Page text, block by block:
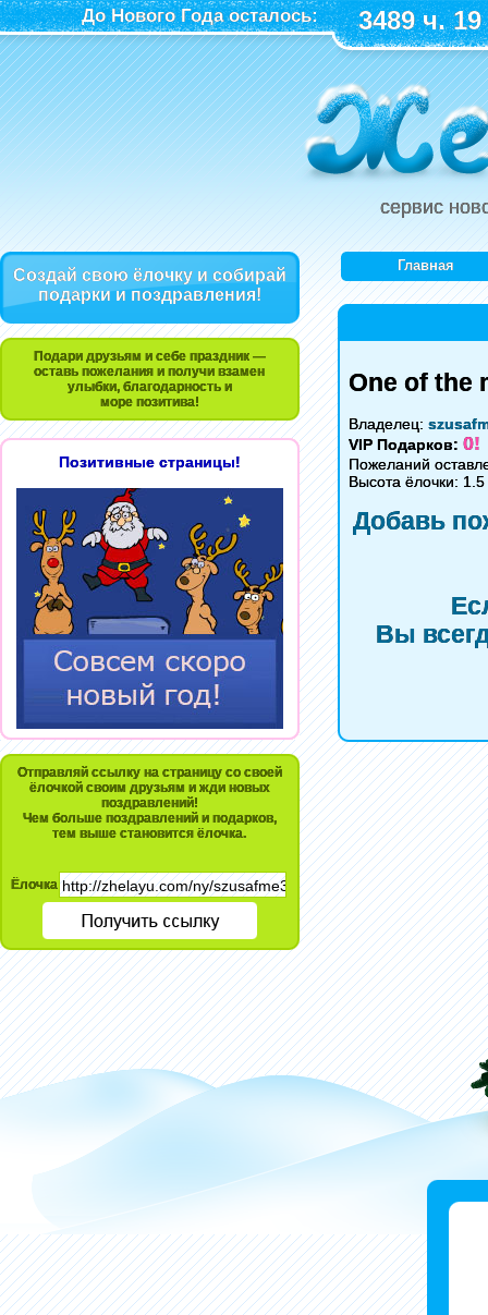
До Нового Года осталось: 3489 ч.
сервис
Создай свою ёлочку и собирай
подарки и поздравления!
Подари друзьям и себе праздник —
оставь пожелания и получи взамен
улыбки, благодарность и
море позитива!
Позитивные страницы!
Отправляй ссылку на страницу со своей
ёлочкой своим друзьям и жди новых
поздравлений!
Чем больше поздравлений и подарков,
тем выше становится ёлочка.
Ёлочка
Главная
One of the
Владелец:
VIP Подарков: 0!
Пожеланий
Высота ёлочки:
Добавь
Вы